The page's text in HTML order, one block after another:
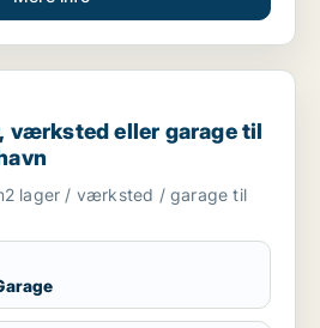
eller garage til leje i
værksted eller garage til
lager / værksted / garage til